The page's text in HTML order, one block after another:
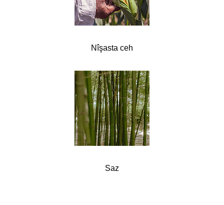
Nîşasta ceh
Saz